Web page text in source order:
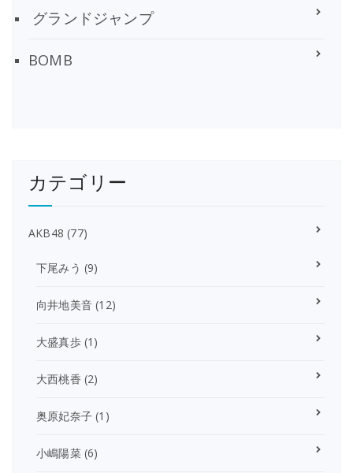
グランドジャンプ
BOMB
カテゴリー
AKB48 (77)
下尾みう (9)
向井地美音 (12)
大盛真歩(1)
大西桃香 (2)
奥原妃奈子 (1)
小嶋陽菜(6)